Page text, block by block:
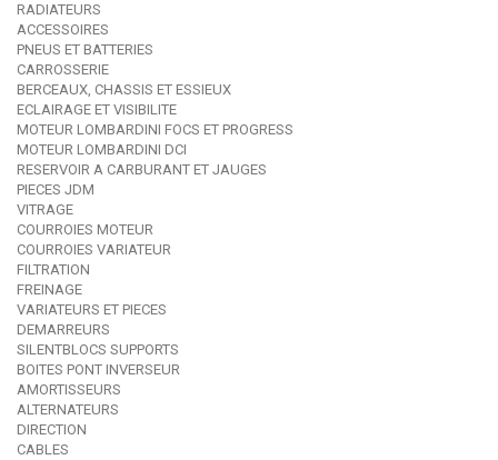
RADIATEURS
ACCESSOIRES
PNEUS ET BATTERIES
CARROSSERIE
BERCEAUX, CHASSIS ET ESSIEUX
ECLAIRAGE ET VISIBILITE
MOTEUR LOMBARDINI FOCS ET PROGRESS
MOTEUR LOMBARDINI DCI
RESERVOIR A CARBURANT ET JAUGES
PIECES JDM
VITRAGE
COURROIES MOTEUR
COURROIES VARIATEUR
FILTRATION
FREINAGE
VARIATEURS ET PIECES
DEMARREURS
SILENTBLOCS SUPPORTS
BOITES PONT INVERSEUR
AMORTISSEURS
ALTERNATEURS
DIRECTION
CABLES